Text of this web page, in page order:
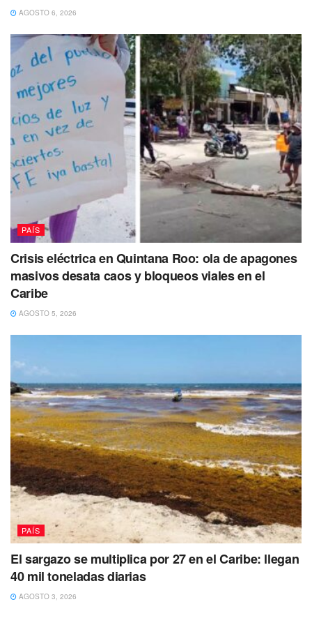
AGOSTO 6, 2026
PAÍS
Crisis eléctrica en Quintana Roo: ola de apagones
masivos desata caos y bloqueos viales en el
Caribe
AGOSTO 5, 2026
PAÍS
El sargazo se multiplica por 27 en el Caribe: llegan
40 mil toneladas diarias
AGOSTO 3, 2026